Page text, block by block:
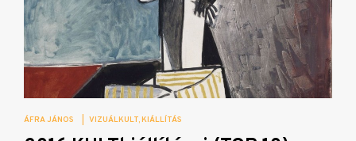
ÁFRA JÁNOS VIZUÁLKULT KIÁLLÍTÁS